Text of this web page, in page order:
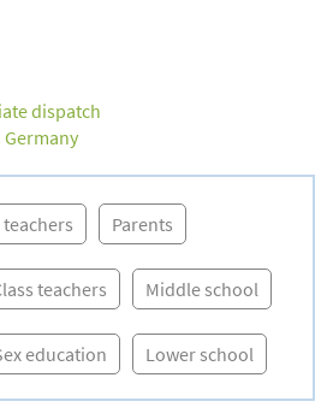
dispatch
Parents
teachers Middle school
education Lower school